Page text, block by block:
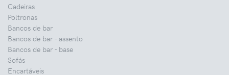
Cadeiras
Poltronas
Bancos de bar
Bancos de bar - assento
Bancos de bar - base
Sofás
Encartáveis